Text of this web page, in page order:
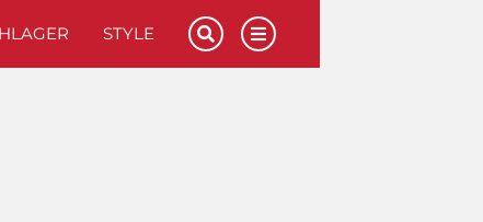
STYLE